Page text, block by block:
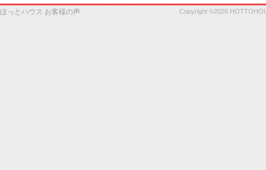
ほっとハウス お客様の声 Copyright ©2026